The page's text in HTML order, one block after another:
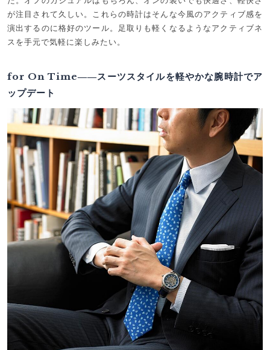
が注目されて久しい。これらの時計はそんな今風のアクティブ感を
演出するのに格好のツール。足取りも軽くなるようなアクティブネ
スを手元で気軽に楽しみたい。
for On Time――スーツスタイルを軽やかな腕時計でア
ップデート